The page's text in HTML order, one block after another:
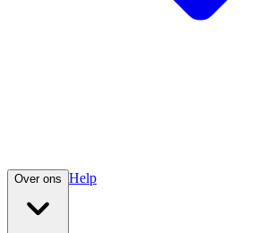
Over ons Help